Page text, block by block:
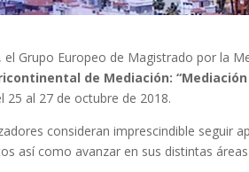
Grupo Europeo de Magistrado por la
de Mediación: “Mediación
25 al 27 de octubre de 2018.
consideran imprescindible seguir
así como avanzar en sus distintas